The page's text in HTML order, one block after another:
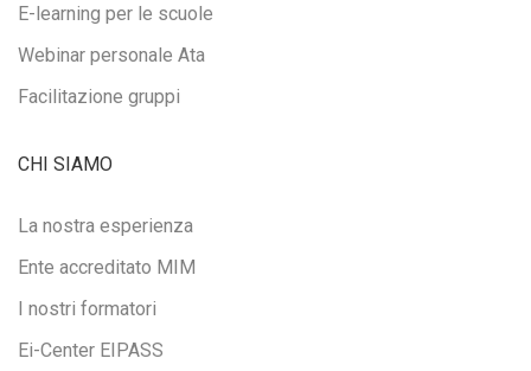
E-learning per le scuole
Webinar personale Ata
Facilitazione gruppi
CHI SIAMO
La nostra esperienza
Ente accreditato MIM
I nostri formatori
Ei-Center EIPASS